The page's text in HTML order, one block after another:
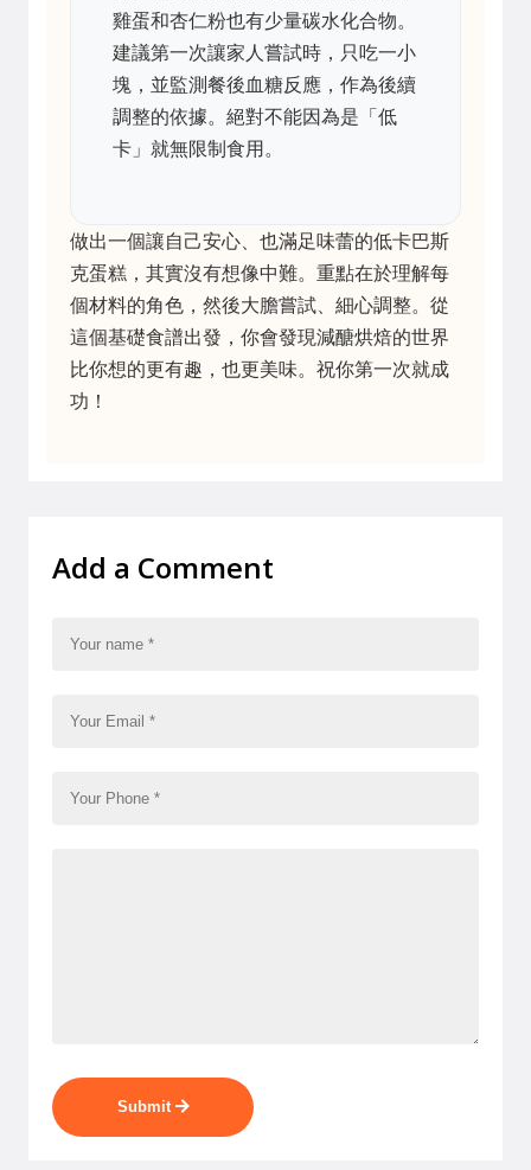
雞蛋和杏仁粉也有少量碳水化合物。
建議第一次讓家人嘗試時，只吃一小
塊，並監測餐後血糖反應，作為後續
調整的依據。絕對不能因為是「低
卡」就無限制食用。
做出一個讓自己安心、也滿足味蕾的低卡巴斯
克蛋糕，其實沒有想像中難。重點在於理解每
個材料的角色，然後大膽嘗試、細心調整。從
這個基礎食譜出發，你會發現減醣烘焙的世界
比你想的更有趣，也更美味。祝你第一次就成
功！
Add a Comment
Submit